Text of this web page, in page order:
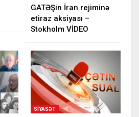
GATƏŞin İran rejiminə
etiraz aksiyası –
Stokholm VİDEO
SIYASƏT